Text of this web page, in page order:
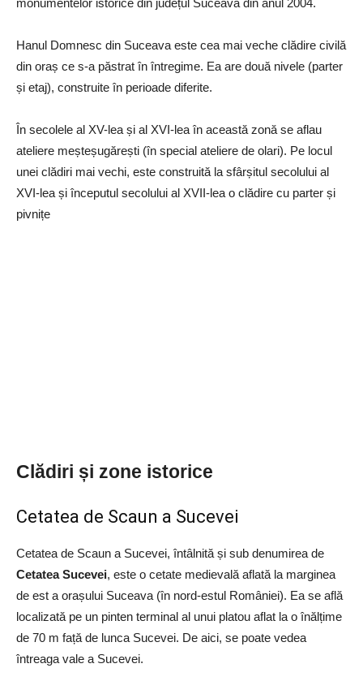
Hanul Domnesc din Suceava este cea mai veche clădire civilă
din oraș ce s-a păstrat în întregime. Ea are două nivele (parter
și etaj), construite în perioade diferite.
În secolele al XV-lea și al XVI-lea în această zonă se aflau
ateliere meșteșugărești (în special ateliere de olari). Pe locul
unei clădiri mai vechi, este construită la sfârșitul secolului al
XVI-lea și începutul secolului al XVII-lea o clădire cu parter și
pivnițe
Clădiri și zone istorice
Cetatea de Scaun a Sucevei
Cetatea de Scaun a Sucevei, întâlnită și sub denumirea de
Cetatea Sucevei, este o cetate medievală aflată la marginea
de est a orașului Suceava (în nord-estul României). Ea se află
localizată pe un pinten terminal al unui platou aflat la o înălțime
de 70 m față de lunca Sucevei. De aici, se poate vedea
întreaga vale a Sucevei.